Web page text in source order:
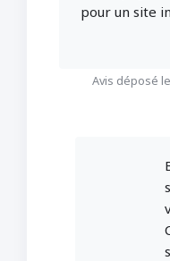
pour un site
Avis déposé